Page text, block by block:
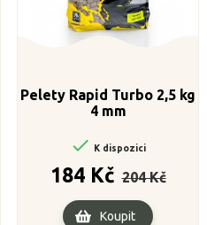
Pelety Rapid Turbo 2,5 kg
4 mm
 K dispozici
184 Kč cena
204 Kč
Koupit